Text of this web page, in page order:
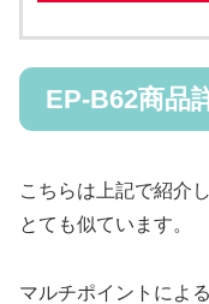
EP-B62商品
こちらは上記で紹介
とても似ています。
マルチポイントによ